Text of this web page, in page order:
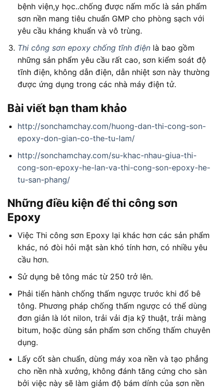
bệnh viện,y học..chống được nấm mốc là sản phẩm
sơn nền mang tiêu chuẩn GMP cho phòng sạch với
yêu cầu kháng khuẩn và vô trùng.
Thi công sơn epoxy chống tĩnh điệnlà bao gồm
những sản phẩm yêu cầu rất cao, sơn kiểm soát độ
tĩnh điện, không dẫn điện, dẫn nhiệt sơn này thường
được ứng dụng trong các nhà máy điện tử.
Bài viết bạn tham khảo
http://sonchamchay.com/huong-dan-thi-cong-son-
epoxy-don-gian-co-the-tu-lam/
http://sonchamchay.com/su-khac-nhau-giua-thi-
cong-son-epoxy-he-lan-va-thi-cong-son-epoxy-he-
tu-san-phang/
Những điều kiện để thi công sơn
Epoxy
Việc Thi công sơn Epoxy lại khác hơn các sản phẩm
khác, nó đòi hỏi mặt sàn khó tính hơn, có nhiều yêu
cầu hơn.
Sử dụng bê tông mác từ 250 trở lên.
Phải tiến hành chống thấm ngược trước khi đổ bê
tông. Phương pháp chống thấm ngược có thể dùng
đơn giản là lót nilon, trải vải địa kỹ thuật, trải màng
bitum, hoặc dùng sản phẩm sơn chống thấm chuyên
dụng.
Lấy cốt sàn chuẩn, dùng máy xoa nền và tạo phẳng
cho nền nhà xưởng, không đánh tăng cứng cho sàn
bởi việc này sẽ làm giảm độ bám dính của sơn nền